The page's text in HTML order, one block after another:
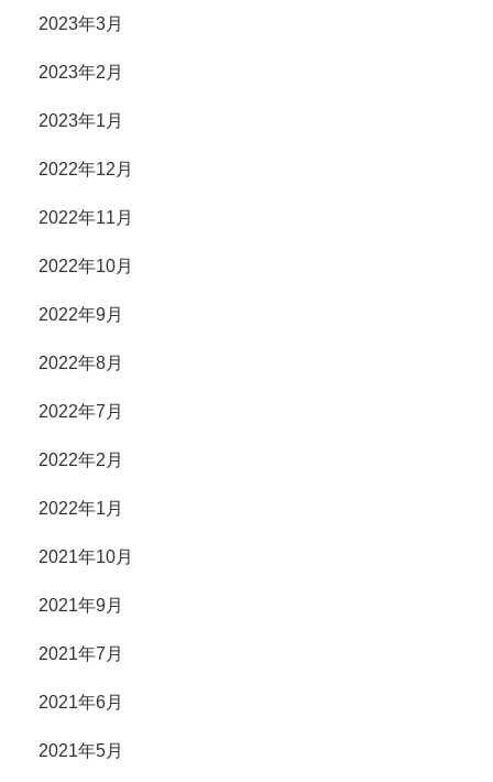
2023年3月
2023年2月
2023年1月
2022年12月
2022年11月
2022年10月
2022年9月
2022年8月
2022年7月
2022年2月
2022年1月
2021年10月
2021年9月
2021年7月
2021年6月
2021年5月